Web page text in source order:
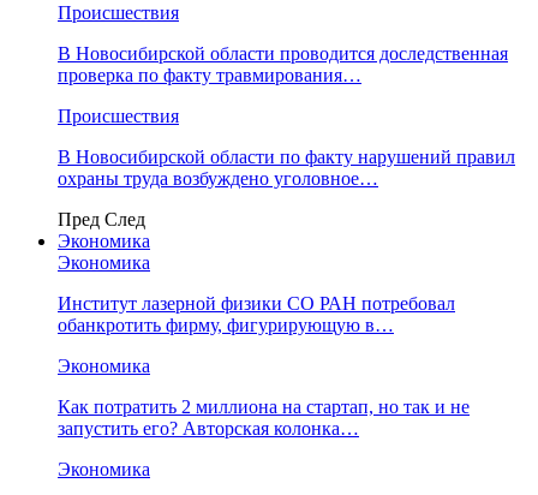
Происшествия
В Новосибирской области проводится доследственная
проверка по факту травмирования…
Происшествия
В Новосибирской области по факту нарушений правил
охраны труда возбуждено уголовное…
Пред След
Экономика
Экономика
Институт лазерной физики СО РАН потребовал
обанкротить фирму, фигурирующую в…
Экономика
Как потратить 2 миллиона на стартап, но так и не
запустить его? Авторская колонка…
Экономика